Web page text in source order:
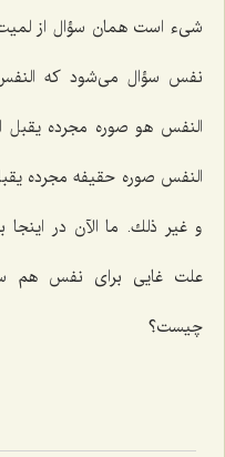
شیء است همان سؤال از
نفس سؤال مى‌شود كه
النفس هو صوره مجرده یقبل
النفس صوره حقیفه مجرده
و غیر ذلك. ما الآن در اینجا
علت غایى براى نفس هم
چیست؟